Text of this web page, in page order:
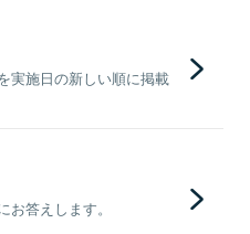
実施日の新しい順に掲載
答えします。